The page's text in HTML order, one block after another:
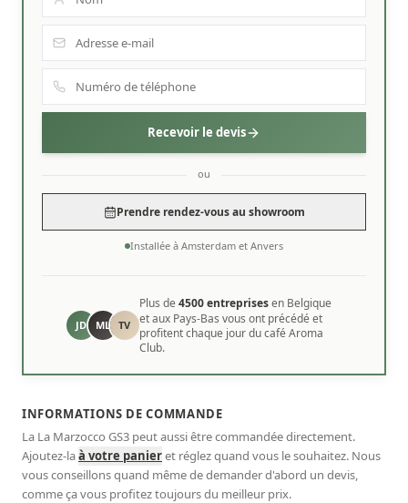
Recevoir le devis
ou
Prendre rendez-vous au showroom
Installée à Amsterdam et Anvers
JD ML TV
Plus de4500 entreprisesen Belgique
et aux Pays-Bas vous ont précédé et
profitent chaque jour du café Aroma
Club.
INFORMATIONS DE COMMANDE
La La Marzocco GS3 peut aussi être commandée directement.
Ajoutez-laà votre panieret réglez quand vous le souhaitez. Nous
vous conseillons quand même de demander d'abord un devis,
comme ça vous profitez toujours du meilleur prix.